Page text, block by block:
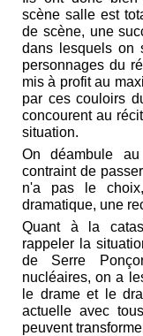
scène salle est
de scène, une
dans lesquels on
personnages du
mis à profit au
par ces couloirs
concourent au
situation.
On déambule
contraint de
n'a pas le
dramatique, une
Quant à la
rappeler la
de Serre
nucléaires, on a
le drame et le
actuelle avec
peuvent